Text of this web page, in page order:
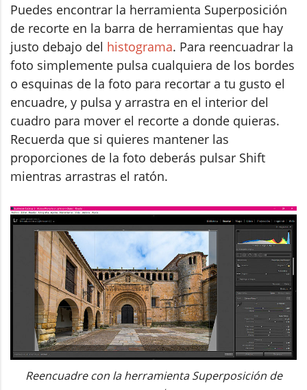
Puedes encontrar la herramienta Superposición
de recorte en la barra de herramientas que hay
justo debajo del histograma. Para reencuadrar la
foto simplemente pulsa cualquiera de los bordes
o esquinas de la foto para recortar a tu gusto el
encuadre, y pulsa y arrastra en el interior del
cuadro para mover el recorte a donde quieras.
Recuerda que si quieres mantener las
proporciones de la foto deberás pulsar Shift
mientras arrastras el ratón.
Reencuadre con la herramienta Superposición de